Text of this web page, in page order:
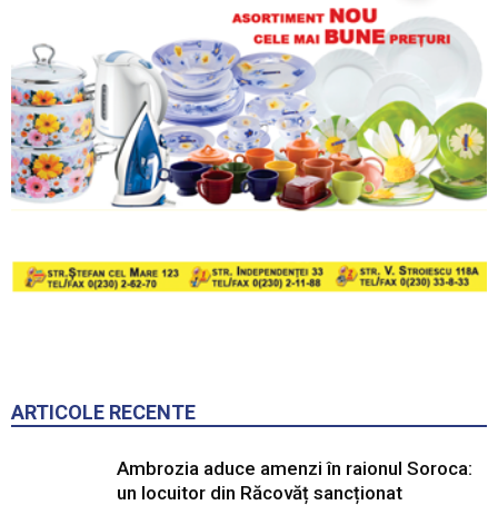
ARTICOLE RECENTE
Ambrozia aduce amenzi în raionul Soroca:
un locuitor din Răcovăț sancționat